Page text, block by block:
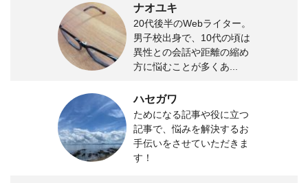
ナオユキ
20代後半のWebライター。
男子校出身で、10代の頃は
異性との会話や距離の縮め
方に悩むことが多くあ...
ハセガワ
ためになる記事や役に立つ
記事で、悩みを解決するお
手伝いをさせていただきま
す！